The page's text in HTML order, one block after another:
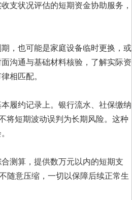
支状况评估的短期资金协助服务，
，也可能是家庭设备临时更换，或
沟通与基础材料核验，了解实际资
相匹配。
履约记录上。银行流水、社保缴纳
将短期波动误判为长期风险。这种
测算，提供数万元以内的短期支
随意压缩，一切以保障后续正常生